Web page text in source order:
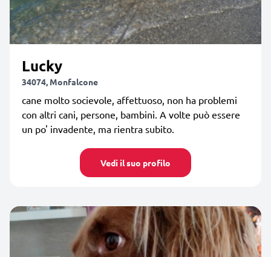
Lucky
34074, Monfalcone
cane molto socievole, affettuoso, non ha problemi
con altri cani, persone, bambini. A volte può essere
un po' invadente, ma rientra subito.
Vedi il suo profilo